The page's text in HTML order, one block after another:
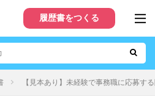
履歴書をつくる
【見本あり】未経験で事務職に応募す